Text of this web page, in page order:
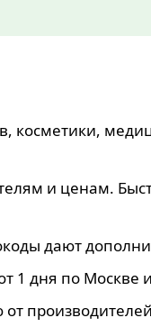
косметики,
и ценам.
дают
1 дня по Москве